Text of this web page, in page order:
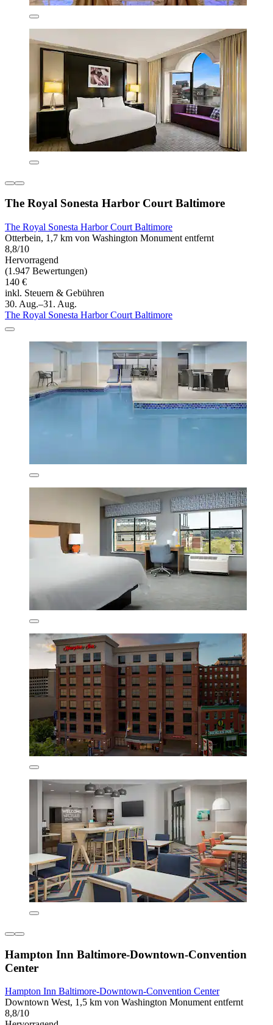
The Royal Sonesta Harbor Court Baltimore
The Royal Sonesta Harbor Court Baltimore
Otterbein, 1,7 km von Washington Monument entfernt
8,8/10
Hervorragend
(1.947 Bewertungen)
140 €
inkl. Steuern & Gebühren
30. Aug.–31. Aug.
The Royal Sonesta Harbor Court Baltimore
Hampton Inn Baltimore-Downtown-Convention
Center
Hampton Inn Baltimore-Downtown-Convention Center
Downtown West, 1,5 km von Washington Monument entfernt
8,8/10